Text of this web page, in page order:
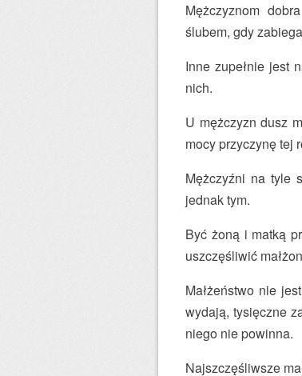
Mężczyznom
ślubem, gdy
Inne zupełnie jest
nich.
U mężczyzn dusz
mocy przyczynę tej
Mężczyźni na tyle
jednak tym.
Być żoną i matką
uszczęśliwić
Małżeństwo nie
wydają, tysięczne
niego nie powinna.
Najszczęśliwsze